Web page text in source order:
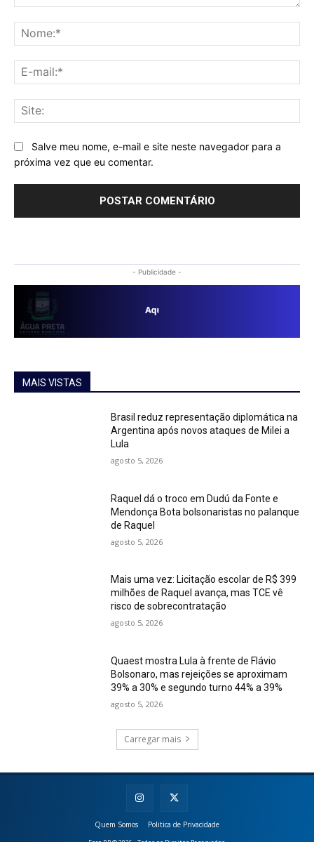
Salve meu nome, e-mail e site neste navegador para a
próxima vez que eu comentar.
- Publicidade -
MAIS VISTAS
Brasil reduz representação diplomática na
Argentina após novos ataques de Milei a
Lula
agosto 5, 2026
Raquel dá o troco em Dudú da Fonte e
Mendonça Bota bolsonaristas no palanque
de Raquel
agosto 5, 2026
Mais uma vez: Licitação escolar de R$ 399
milhões de Raquel avança, mas TCE vê
risco de sobrecontratação
agosto 5, 2026
Quaest mostra Lula à frente de Flávio
Bolsonaro, mas rejeições se aproximam
39% a 30% e segundo turno 44% a 39%
agosto 5, 2026
Carregar mais
Quem Somos Politica de Privacidade